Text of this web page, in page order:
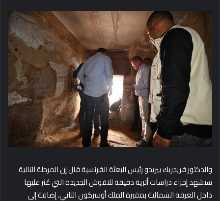
والدكتور فريدريك بيريدو رئيس البعثة الفرنسية قال إن المرحلة التالية
ستشهد إجراء دراسات أثرية دقيقة للنقوش الجديدة التي عُثر عليها
داخل الغرفة الشمالية بمقبرة الملك أوسركون الثاني، إضافة إلى